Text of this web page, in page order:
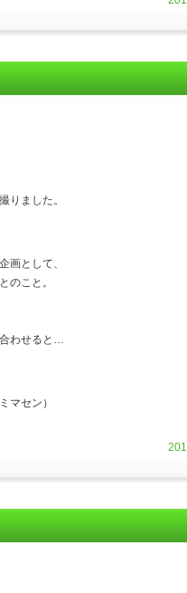
りました。
画として、
のこと。
わせると…
マセン）